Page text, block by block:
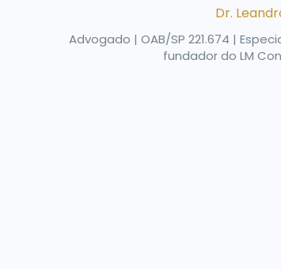
Dr.
Advogado | OAB/SP 221.674 |
fundador do LM